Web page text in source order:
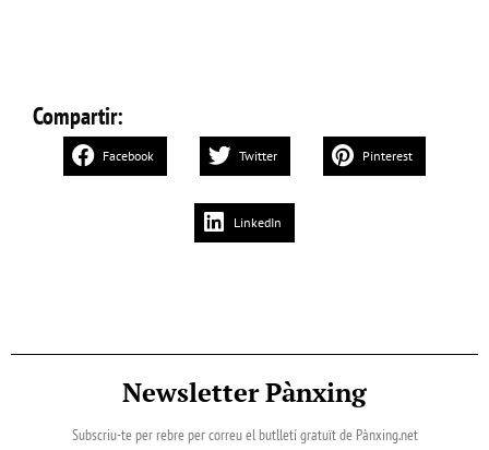
Compartir:
Facebook Twitter Pinterest
LinkedIn
Newsletter Pànxing
Subscriu-te per rebre per correu el butlletí gratuït de Pànxing.net​